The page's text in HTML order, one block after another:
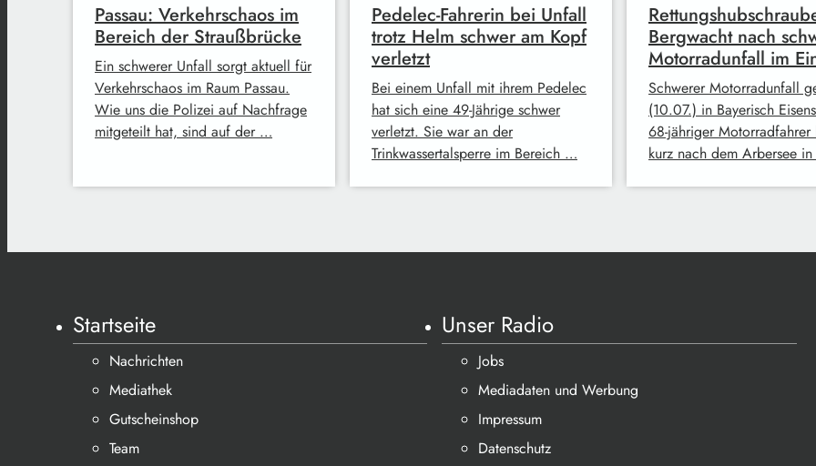
Passau: Verkehrschaos im
Bereich der Straußbrücke
Ein schwerer Unfall sorgt aktuell für
Verkehrschaos im Raum Passau.
Wie uns die Polizei auf Nachfrage
mitgeteilt hat, sind auf der …
Pedelec-Fahrerin bei Unfall
trotz Helm schwer am Kopf
verletzt
Bei einem Unfall mit ihrem Pedelec
hat sich eine 49-Jährige schwer
verletzt. Sie war an der
Trinkwassertalsperre im Bereich …
Bergwacht nach
Motorradunfall im
Schwerer Motorradunfall
(10.07.) in Bayerisch
68-jähriger Motorradfahrer
kurz nach dem Arbersee
Startseite
Nachrichten
Mediathek
Gutscheinshop
Team
Unser Radio
Jobs
Mediadaten und Werbung
Impressum
Datenschutz